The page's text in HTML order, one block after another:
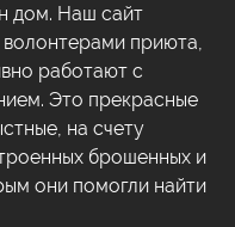
дом. Наш сайт
приюта,
работают с
Это прекрасные
на счету
брошенных и
они помогли найти